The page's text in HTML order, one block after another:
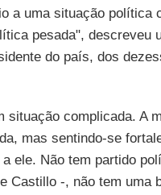
a uma situação política
pesada", descreveu
do país, dos
complicada. A
mas sentindo-se
ele. Não tem partido
Castillo -, não tem uma